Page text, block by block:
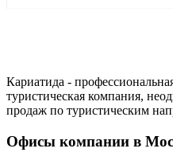
Кариатида -
туристическая компания,
продаж по туристическим
Офисы компании в